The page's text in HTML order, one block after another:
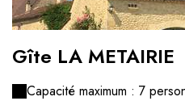
Gîte LA METAIRIE
Capacité maximum : 7